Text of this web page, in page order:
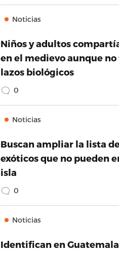
Noticias
Niños y adultos
en el medievo aunque
lazos biológicos
0
Noticias
Buscan ampliar la lista
exóticos que no pueden
isla
0
Noticias
Identifican en